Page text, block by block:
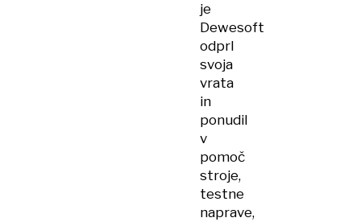
je
Dewesoft
odprl
svoja
vrata
in
ponudil
v
pomoč
stroje,
testne
naprave,